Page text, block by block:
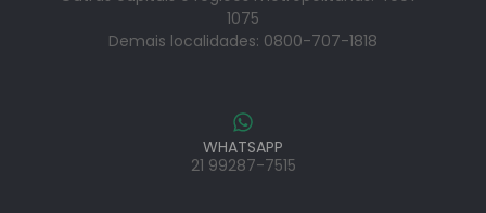
1075
Demais localidades: 0800-707-1818
WHATSAPP
21 99287-7515